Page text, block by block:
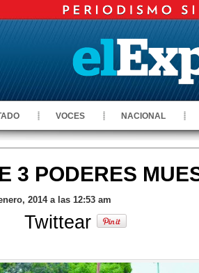
VOCES NACIONAL
3 PODERES
2014 a las 12:53 am
Twittear